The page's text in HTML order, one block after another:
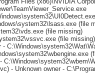
(file
(file missing)
(file missing)
- Unknown owner -